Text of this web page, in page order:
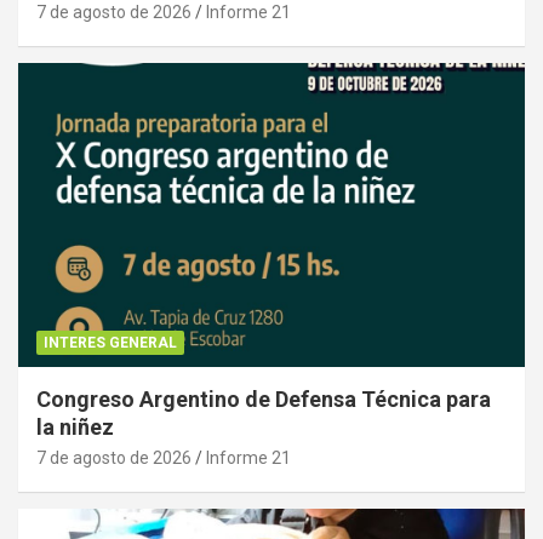
7 de agosto de 2026 Informe 21
INTERES GENERAL
Congreso Argentino de Defensa Técnica para
la niñez
7 de agosto de 2026 Informe 21